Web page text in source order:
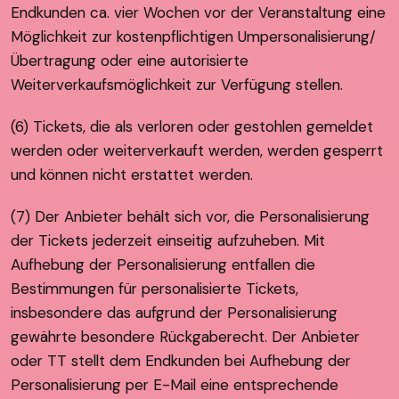
Endkunden ca. vier Wochen vor der Veranstaltung eine
Möglichkeit zur kostenpflichtigen Umpersonalisierung/
Übertragung oder eine autorisierte
Weiterverkaufsmöglichkeit zur Verfügung stellen.
(6) Tickets, die als verloren oder gestohlen gemeldet
werden oder weiterverkauft werden, werden gesperrt
und können nicht erstattet werden.
(7) Der Anbieter behält sich vor, die Personalisierung
der Tickets jederzeit einseitig aufzuheben. Mit
Aufhebung der Personalisierung entfallen die
Bestimmungen für personalisierte Tickets,
insbesondere das aufgrund der Personalisierung
gewährte besondere Rückgaberecht. Der Anbieter
oder TT stellt dem Endkunden bei Aufhebung der
Personalisierung per E-Mail eine entsprechende